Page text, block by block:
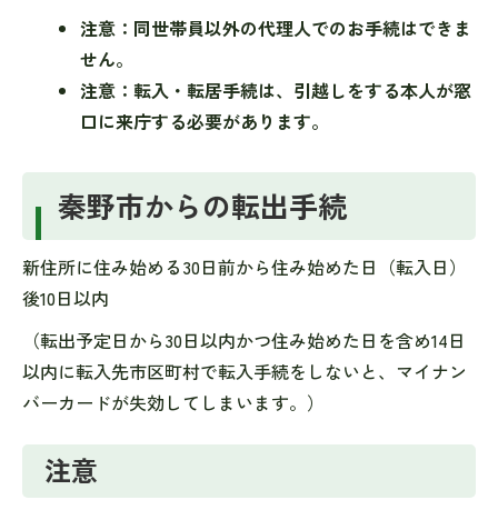
注意：同世帯員以外の代理人でのお手続はできま
せん。
注意：転入・転居手続は、引越しをする本人が窓
口に来庁する必要があります。
秦野市からの転出手続
新住所に住み始める30日前から住み始めた日（転入日）
後10日以内
（転出予定日から30日以内かつ住み始めた日を含め14日
以内に転入先市区町村で転入手続をしないと、マイナン
バーカードが失効してしまいます。）
注意